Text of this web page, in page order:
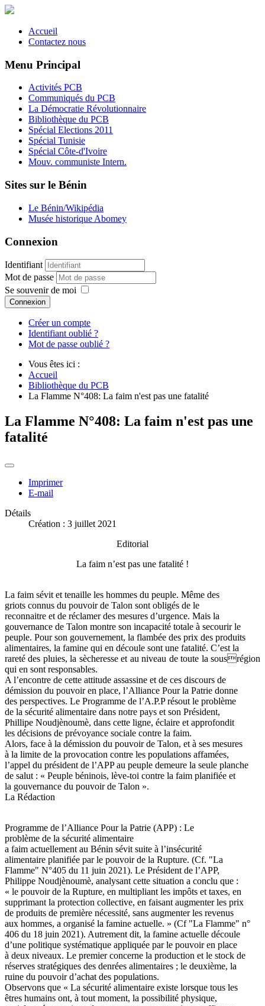
Accueil
Contactez nous
Menu Principal
Activités PCB
Communiqués du PCB
La Démocratie Révolutionnaire
Bibliothèque du PCB
Spécial Elections 2011
Spécial Tunisie
Spécial Côte-d'Ivoire
Mouv. communiste Intern.
Sites sur le Bénin
Le Bénin/Wikipédia
Musée historique Abomey
Connexion
Identifiant
Mot de passe
Se souvenir de moi
Connexion
Créer un compte
Identifiant oublié ?
Mot de passe oublié ?
Vous êtes ici :
Accueil
Bibliothèque du PCB
La Flamme N°408: La faim n'est pas une fatalité
La Flamme N°408: La faim n'est pas une
fatalité
Imprimer
E-mail
Détails
Création : 3 juillet 2021
Editorial
La faim n’est pas une fatalité !
La faim sévit et tenaille les hommes du peuple. Même des
griots connus du pouvoir de Talon sont obligés de le
reconnaitre et de réclamer des mesures d’urgence. Mais la
gouvernance de Talon montre son incapacité totale à secourir le
peuple. Pour son gouvernement, la flambée des prix des produits
alimentaires, la famine qui en découle sont une fatalité. C’est la
rareté des pluies, la sècheresse et au niveau de toute la sousrégion
qui en sont responsables.
A l’encontre de cette attitude assassine et de ces discours de
démission du pouvoir en place, l’Alliance Pour la Patrie donne
des perspectives. Le Programme de l’A.P.P résout le problème
de la sécurité alimentaire dans notre pays et son Président,
Phillipe Noudjènoumè, dans cette ligne, éclaire et approfondit
les décisions de prévoyance sociale contre la faim.
Alors, face à la démission du pouvoir de Talon, et à ses mesures
à la limite de la provocation contre les populations affamées,
l’appel du président de l’APP au peuple demeure la seule planche
de salut : « Peuple béninois, lève-toi contre la faim planifiée et
la gouvernance du pouvoir de Talon ».
La Rédaction
Programme de l’Alliance Pour la Patrie (APP) : Le
problème de la sécurité alimentaire
a faim actuellement au Bénin sévit suite à l’insécurité
alimentaire planifiée par le pouvoir de la Rupture. (Cf. "La
Flamme" N°405 du 11 juin 2021). Le Président de l’APP,
Philippe Noudjènoumè, analysant cette situation a conclu que :
« le pouvoir de la Rupture, en multipliant les impôts et taxes, en
supprimant la protection collective, en faisant augmenter les prix
de produits de première nécessité, sans augmenter les revenus
aux hommes, a organisé la famine actuelle. » (Cf "La Flamme" n°
406 du 18 juin 2021). Autrement dit, la famine actuelle découle
d’une politique systématique appliquée par le pouvoir en place
à deux niveaux. Le premier concerne la production et le stock de
réserves stratégiques des denrées alimentaires ; le deuxième, la
ruine du pouvoir d’achat des populations.
Observons que « La sécurité alimentaire existe lorsque tous les
êtres humains ont, à tout moment, la possibilité physique,